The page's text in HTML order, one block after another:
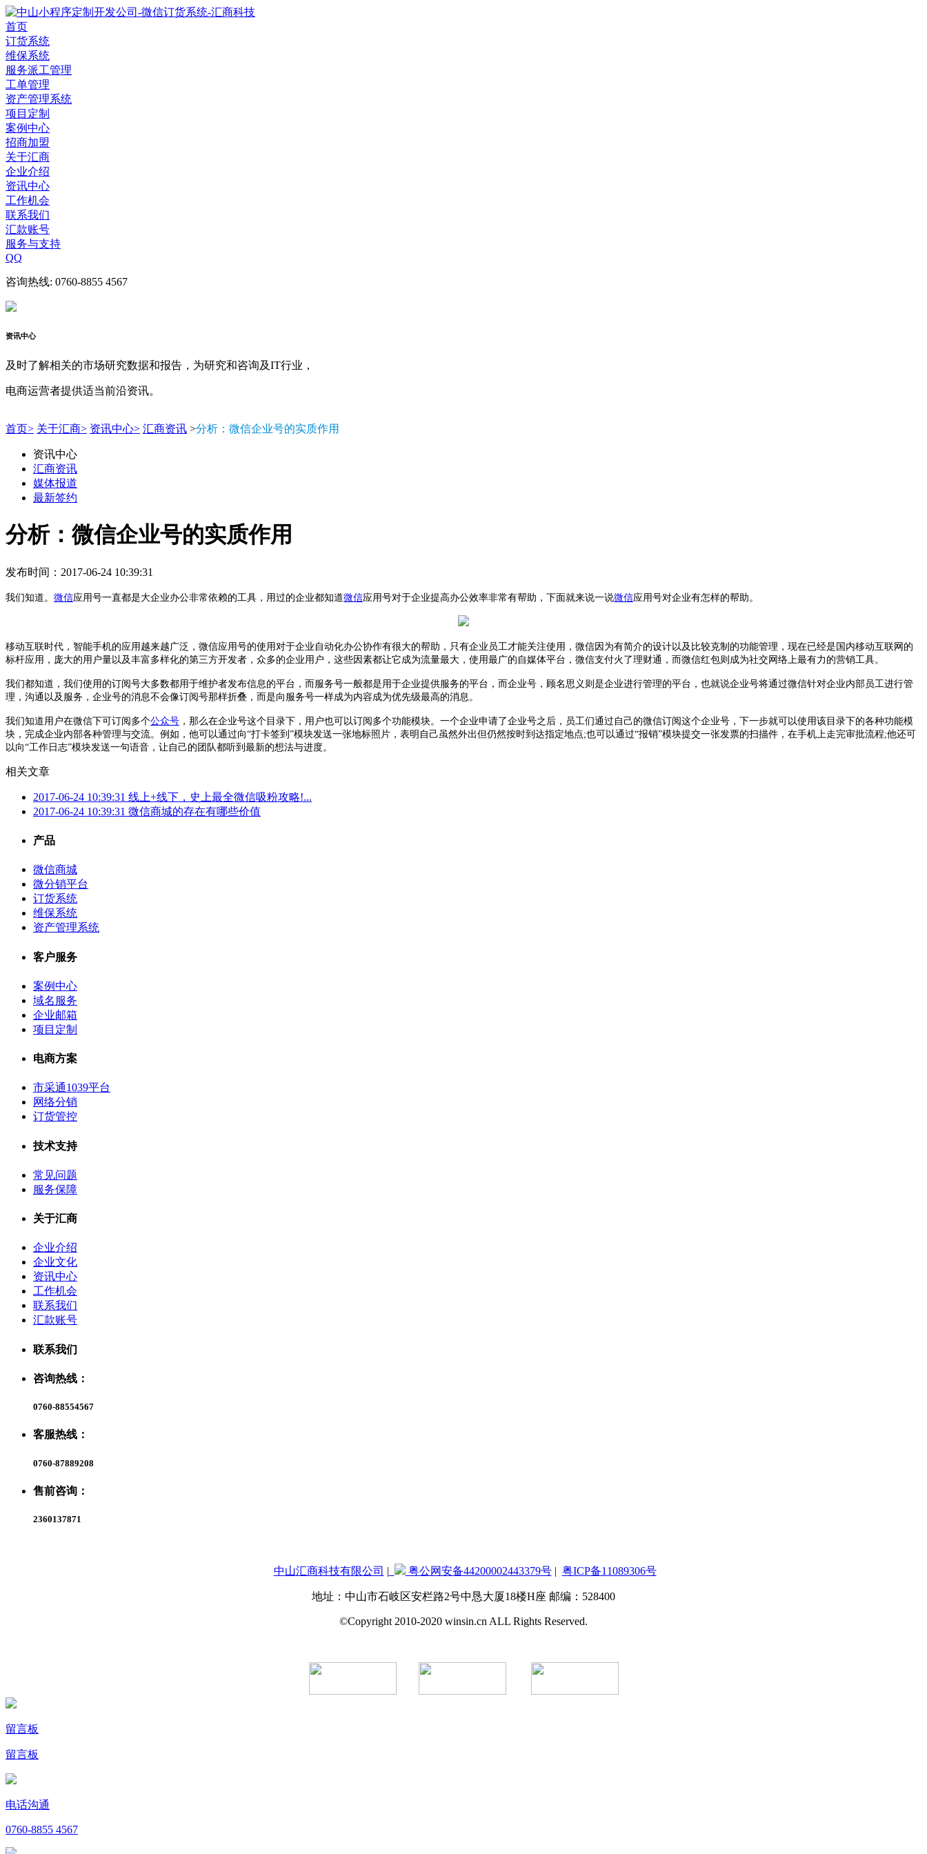
首页
订货系统
维保系统
服务派工管理
工单管理
资产管理系统
项目定制
案例中心
招商加盟
关于汇商
企业介绍
资讯中心
工作机会
联系我们
汇款账号
服务与支持
QQ
咨询热线: 0760-8855 4567
资讯中心
及时了解相关的市场研究数据和报告，为研究和咨询及IT行业，
电商运营者提供适当前沿资讯。
首页> 关于汇商> 资讯中心> 汇商资讯 >分析：微信企业号的实质作用
资讯中心
汇商资讯
媒体报道
最新签约
分析：微信企业号的实质作用
发布时间：2017-06-24 10:39:31
我们知道。 微信应用号一直都是大企业办公非常依赖的工具，用过的企业都知道微信应用号对于企业提高办公效率非常有帮助，下面就来说一说微信应用号对企业有怎样的帮助。
移动互联时代，智能手机的应用越来越广泛，微信应用号的使用对于企业自动化办公协作有很大的帮助，只有企业员工才能关注使用，微信因为有简介的设计以及比较克制的功能管理，现在已经是国内移动互联网的
标杆应用，庞大的用户量以及丰富多样化的第三方开发者，众多的企业用户，这些因素都让它成为流量最大，使用最广的自媒体平台，微信支付火了理财通，而微信红包则成为社交网络上最有力的营销工具。
我们都知道，我们使用的订阅号大多数都用于维护者发布信息的平台，而服务号一般都是用于企业提供服务的平台，而企业号，顾名思义则是企业进行管理的平台，也就说企业号将通过微信针对企业内部员工进行管
理，沟通以及服务，企业号的消息不会像订阅号那样折叠，而是向服务号一样成为内容成为优先级最高的消息。
我们知道用户在微信下可订阅多个公众号 ，那么在企业号这个目录下，用户也可以订阅多个功能模块。一个企业申请了企业号之后，员工们通过自己的微信订阅这个企业号，下一步就可以使用该目录下的各种功能模
块，完成企业内部各种管理与交流。例如，他可以通过向“打卡签到”模块发送一张地标照片，表明自己虽然外出但仍然按时到达指定地点;也可以通过“报销”模块提交一张发票的扫描件，在手机上走完审批流程;他还可
以向“工作日志”模块发送一句语音，让自己的团队都听到最新的想法与进度。
相关文章
2017-06-24 10:39:31 线上+线下，史上最全微信吸粉攻略!...
2017-06-24 10:39:31 微信商城的存在有哪些价值
产品
微信商城
微分销平台
订货系统
维保系统
资产管理系统
客户服务
案例中心
域名服务
企业邮箱
项目定制
电商方案
市采通1039平台
网络分销
订货管控
技术支持
常见问题
服务保障
关于汇商
企业介绍
企业文化
资讯中心
工作机会
联系我们
汇款账号
联系我们
咨询热线：
0760-88554567
客服热线：
0760-87889208
售前咨询：
2360137871
中山汇商科技有限公司 | 粤公网安备44200002443379号| 粤ICP备11089306号
地址：中山市石岐区安栏路2号中恳大厦18楼H座 邮编：528400
©Copyright 2010-2020 winsin.cn ALL Rights Reserved.
留言板
留言板
电话沟通
0760-8855 4567